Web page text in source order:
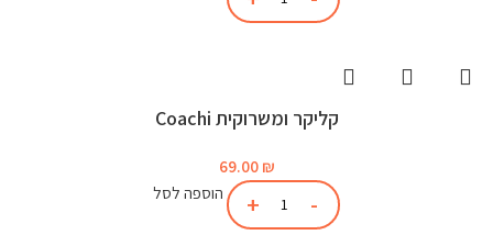
קליקר ומשרוקית Coachi
69.00 ₪
הוספה לסל